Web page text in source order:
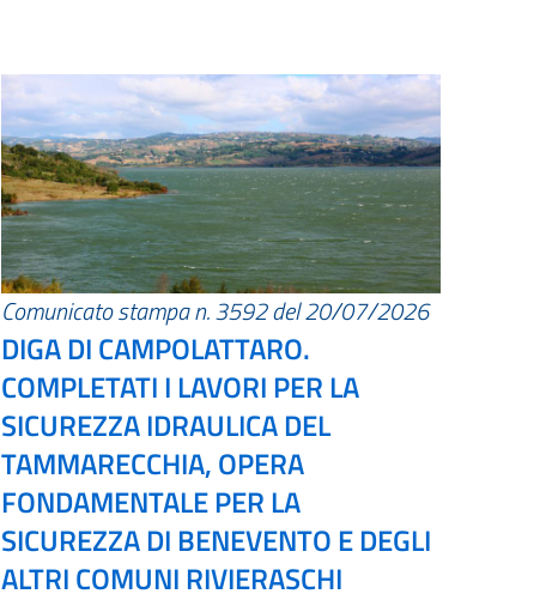
Comunicato stampa n. 3592 del 20/07/2026
DIGA DI CAMPOLATTARO.
COMPLETATI I LAVORI PER LA
SICUREZZA IDRAULICA DEL
TAMMARECCHIA, OPERA
FONDAMENTALE PER LA
SICUREZZA DI BENEVENTO E DEGLI
ALTRI COMUNI RIVIERASCHI